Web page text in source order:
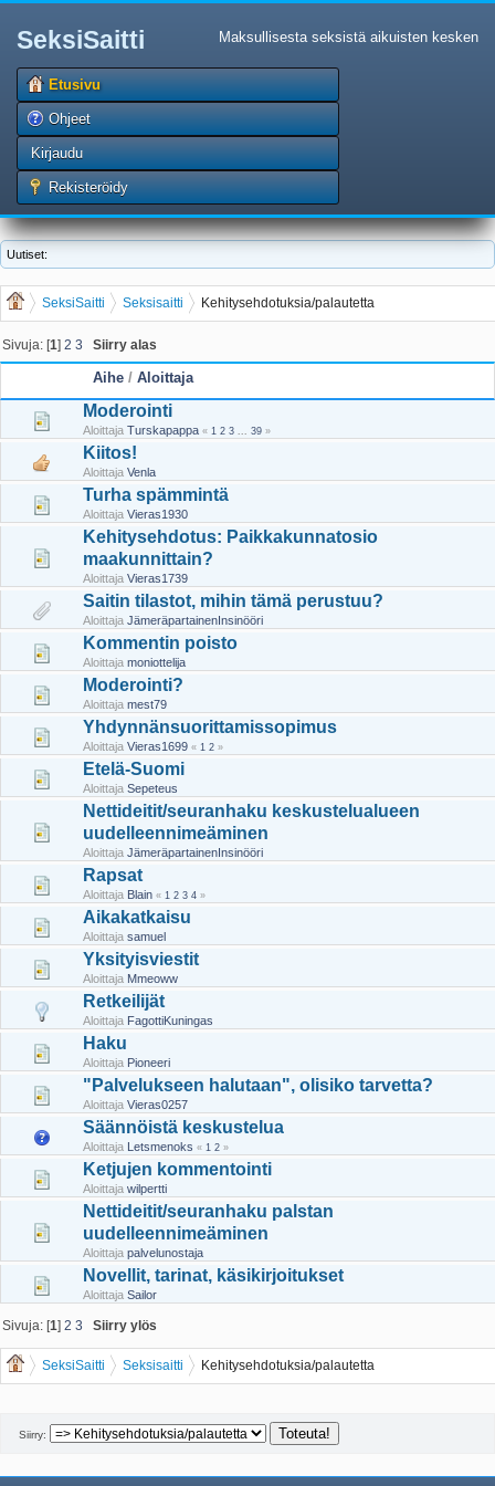
SeksiSaitti Maksullisesta seksistä aikuisten kesken
Etusivu
Ohjeet
Kirjaudu
Rekisteröidy
Uutiset:
SeksiSaitti Seksisaitti Kehitysehdotuksia/palautetta
Sivuja: [1]2 3 Siirry alas
Aihe / Aloittaja
Moderointi
Aloittaja Turskapappa « 1 2 3 ... 39 »
Kiitos!
Aloittaja Venla
Turha spämmintä
Aloittaja Vieras1930
Kehitysehdotus: Paikkakunnatosio
maakunnittain?
Aloittaja Vieras1739
Saitin tilastot, mihin tämä perustuu?
Aloittaja JämeräpartainenInsinööri
Kommentin poisto
Aloittaja moniottelija
Moderointi?
Aloittaja mest79
Yhdynnänsuorittamissopimus
Aloittaja Vieras1699 « 1 2 »
Etelä-Suomi
Aloittaja Sepeteus
Nettideitit/seuranhaku keskustelualueen
uudelleennimeäminen
Aloittaja JämeräpartainenInsinööri
Rapsat
Aloittaja Blain « 1 2 3 4 »
Aikakatkaisu
Aloittaja samuel
Yksityisviestit
Aloittaja Mmeoww
Retkeilijät
Aloittaja FagottiKuningas
Haku
Aloittaja Pioneeri
"Palvelukseen halutaan", olisiko tarvetta?
Aloittaja Vieras0257
Säännöistä keskustelua
Aloittaja Letsmenoks « 1 2 »
Ketjujen kommentointi
Aloittaja wilpertti
Nettideitit/seuranhaku palstan
uudelleennimeäminen
Aloittaja palvelunostaja
Novellit, tarinat, käsikirjoitukset
Aloittaja Sailor
Sivuja: [1]2 3 Siirry ylös
SeksiSaitti Seksisaitti Kehitysehdotuksia/palautetta
Siirry: